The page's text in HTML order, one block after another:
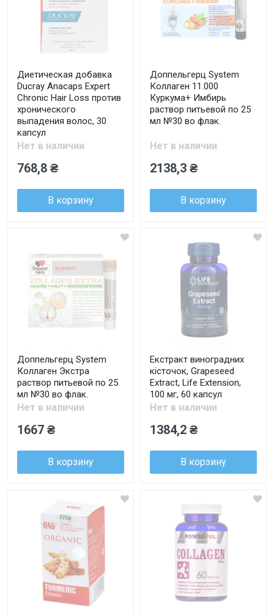
Диетическая добавка
Ducray Anacaps Expert
Chronic Hair Loss против
хронического
выпадения волос, 30
капсул
Нет в наличии
768,8 ₴
В корзину
Доппельгерц System
Коллаген 11.000
Куркума+ Имбирь
раствор питьевой по 25
мл №30 во флак.
Нет в наличии
2138,3 ₴
В корзину
Доппельгерц System
Коллаген Экстра
раствор питьевой по 25
мл №30 во флак.
Нет в наличии
1667 ₴
В корзину
Екстракт виноградних
кісточок, Grapeseed
Extract, Life Extension,
100 мг, 60 капсул
Нет в наличии
1384,2 ₴
В корзину